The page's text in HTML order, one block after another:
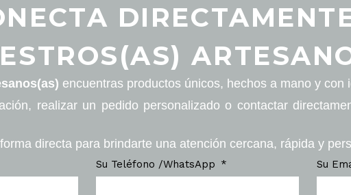
encuentras productos únicos, hechos a mano y con
realizar un pedido personalizado o contactar
directa para brindarte una atención cercana, rápida y
Su Teléfono /WhatsApp Su